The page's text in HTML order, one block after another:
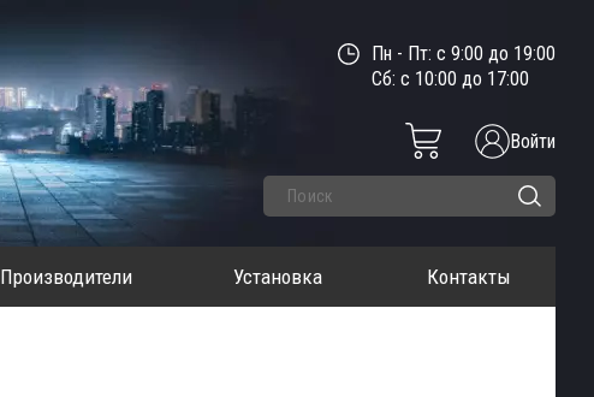
Пн - Пт: с 9:00 до 19:00
Сб: с 10:00 до 17:00
Войти
Производители Установка Контакты